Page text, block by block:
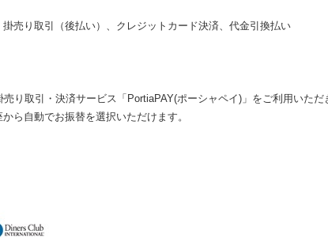
売り取引（後払い）、クレジットカード決済、代金引換払い
引・決済サービス「PortiaPAY(ポーシャペイ)」をご利用いただ
自動でお振替を選択いただけます。